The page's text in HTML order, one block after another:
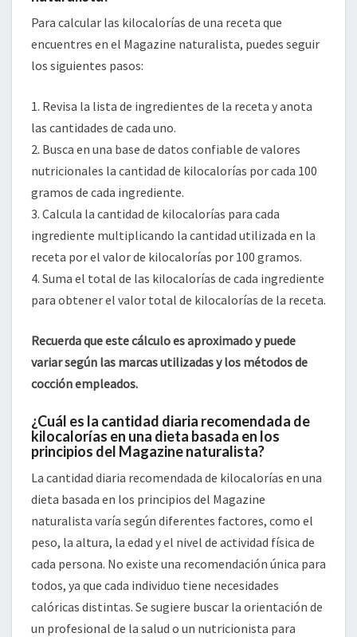
Para calcular las kilocalorías de una receta que
encuentres en el Magazine naturalista, puedes seguir
los siguientes pasos:
1. Revisa la lista de ingredientes de la receta y anota
las cantidades de cada uno.
2. Busca en una base de datos confiable de valores
nutricionales la cantidad de kilocalorías por cada 100
gramos de cada ingrediente.
3. Calcula la cantidad de kilocalorías para cada
ingrediente multiplicando la cantidad utilizada en la
receta por el valor de kilocalorías por 100 gramos.
4. Suma el total de las kilocalorías de cada ingrediente
para obtener el valor total de kilocalorías de la receta.
Recuerda que este cálculo es aproximado y puede
variar según las marcas utilizadas y los métodos de
cocción empleados.
¿Cuál es la cantidad diaria recomendada de
kilocalorías en una dieta basada en los
principios del Magazine naturalista?
La cantidad diaria recomendada de kilocalorías en una
dieta basada en los principios del Magazine
naturalista varía según diferentes factores, como el
peso, la altura, la edad y el nivel de actividad física de
cada persona. No existe una recomendación única para
todos, ya que cada individuo tiene necesidades
calóricas distintas. Se sugiere buscar la orientación de
un profesional de la salud o un nutricionista para